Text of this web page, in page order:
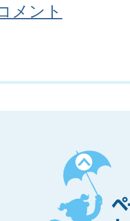
メント
ペ
ー
ジ